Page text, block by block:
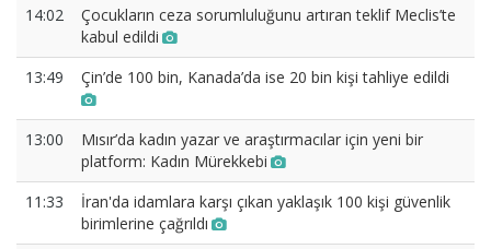
14:02
Çocukların ceza sorumluluğunu artıran teklif Meclis’te
kabul edildi
13:49
Çin’de 100 bin, Kanada’da ise 20 bin kişi tahliye edildi
13:00
Mısır’da kadın yazar ve araştırmacılar için yeni bir
platform: Kadın Mürekkebi
11:33
İran'da idamlara karşı çıkan yaklaşık 100 kişi güvenlik
birimlerine çağrıldı